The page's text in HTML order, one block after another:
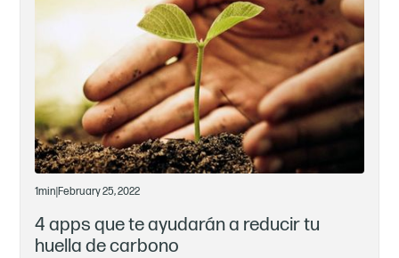
1min|February 25, 2022
4 apps que te ayudarán a reducir tu
huella de carbono